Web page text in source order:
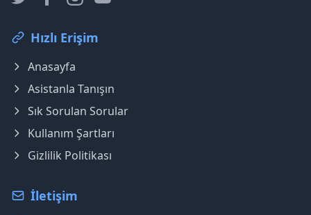
Hızlı Erişim
Anasayfa
Asistanla Tanışın
Sık Sorulan Sorular
Kullanım Şartları
Gizlilik Politikası
İletişim